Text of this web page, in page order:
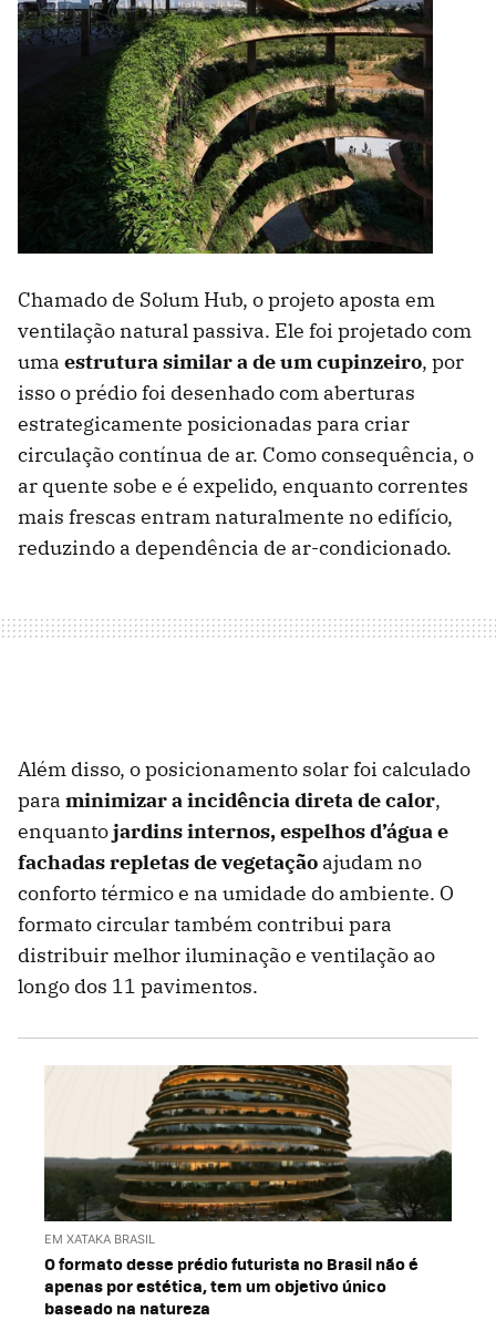
Chamado de Solum Hub, o projeto aposta em
ventilação natural passiva. Ele foi projetado com
uma estrutura similar a de um cupinzeiro, por
isso o prédio foi desenhado com aberturas
estrategicamente posicionadas para criar
circulação contínua de ar. Como consequência, o
ar quente sobe e é expelido, enquanto correntes
mais frescas entram naturalmente no edifício,
reduzindo a dependência de ar-condicionado.
Além disso, o posicionamento solar foi calculado
para minimizar a incidência direta de calor,
enquantojardins internos, espelhos d’água e
fachadas repletas de vegetação ajudam no
conforto térmico e na umidade do ambiente. O
formato circular também contribui para
distribuir melhor iluminação e ventilação ao
longo dos 11 pavimentos.
EM XATAKA BRASIL
O formato desse prédio futurista no Brasil não é
apenas por estética, tem um objetivo único
baseado na natureza